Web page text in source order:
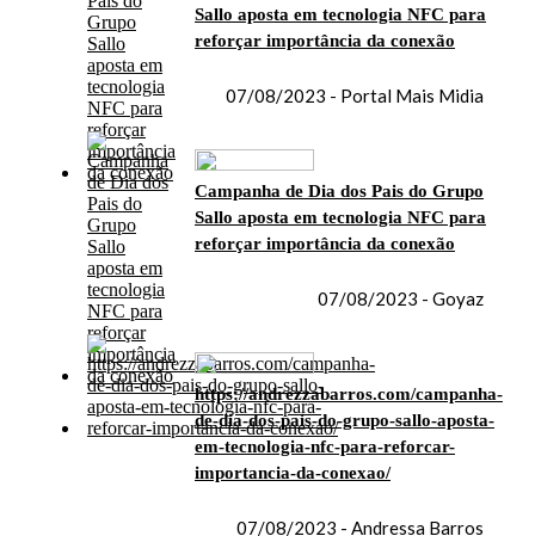
Sallo aposta em tecnologia NFC para
reforçar importância da conexão
07/08/2023 - Portal Mais Midia
Campanha de Dia dos Pais do Grupo
Sallo aposta em tecnologia NFC para
reforçar importância da conexão
07/08/2023 - Goyaz
https://andrezzabarros.com/campanha-
de-dia-dos-pais-do-grupo-sallo-aposta-
em-tecnologia-nfc-para-reforcar-
importancia-da-conexao/
07/08/2023 - Andressa Barros